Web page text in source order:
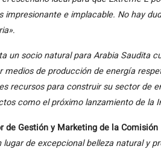
impresionante e implacable. No hay
.
un socio natural para Arabia Saudita
medios de producción de energía
recursos para construir su sector de
como el próximo lanzamiento de la
de Gestión y Marketing de la Comisión
lugar de excepcional belleza natural y